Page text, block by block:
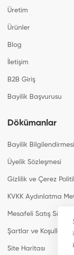
Üretim
Ürünler
Blog
İletişim
B2B Giriş
Bayilik Başvurusu
Dökümanlar
Bayilik Bilgilendirmesi
Üyelik Sözleşmesi
Gizlilik ve Çerez
KVKK Aydınlatma
Mesafeli Satış
Şartlar ve Koşullar
Site Haritası